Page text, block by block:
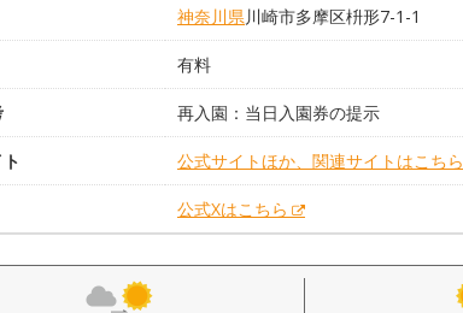
神奈川県川崎市多摩区枡形7-1-1
有料
再入園：当日入園券の提示
公式サイトほか、関連サイトはこちら
公式Xはこちら